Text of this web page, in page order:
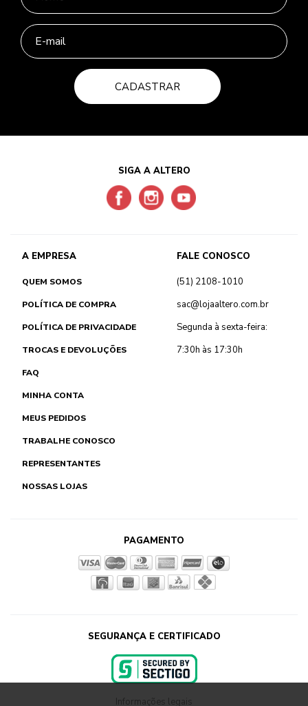
CADASTRAR
SIGA A ALTERO
A EMPRESA
QUEM SOMOS
POLÍTICA DE COMPRA
POLÍTICA DE PRIVACIDADE
TROCAS E DEVOLUÇÕES
FAQ
MINHA CONTA
MEUS PEDIDOS
TRABALHE CONOSCO
REPRESENTANTES
NOSSAS LOJAS
FALE CONOSCO
(51) 2108-1010
sac@lojaaltero.com.br
Segunda à sexta-feira:
7:30h às 17:30h
PAGAMENTO
SEGURANÇA E CERTIFICADO
Informações legais